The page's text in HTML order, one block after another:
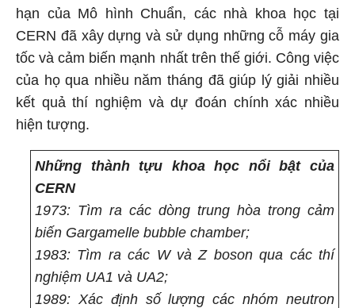
hạn của Mô hình Chuẩn, các nhà khoa học tại
CERN đã xây dựng và sử dụng những cỗ máy gia
tốc và cảm biến mạnh nhất trên thế giới. Công việc
của họ qua nhiều năm tháng đã giúp lý giải nhiều
kết quả thí nghiệm và dự đoán chính xác nhiều
hiện tượng.
Những thành tựu khoa học nổi bật của
CERN
1973: Tìm ra các dòng trung hòa trong cảm
biến Gargamelle bubble chamber;
1983: Tìm ra các W và Z boson qua các thí
nghiệm UA1 và UA2;
1989: Xác định số lượng các nhóm neutron